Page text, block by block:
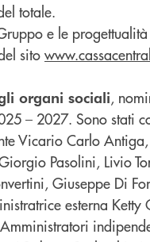
totale.
e le
sito
organi sociali,
– 2027. Sono stati
Vicario Carlo
Pasolini, Livio
Giuseppe Di
esterna Ketty